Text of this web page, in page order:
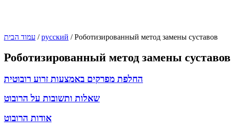
עמוד הבית /русский /Роботизированный метод замены суставов
Роботизированный метод замены суставов
החלפת מפרקים באמצעות זרוע רובוטית
שאלות ותשובות על הרובוט
אודות הרובוט